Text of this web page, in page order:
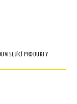
PRODUKTY